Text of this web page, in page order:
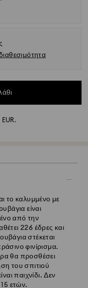
το καλυμμένο με
είναι
από την
226 έδρες και
στέκεται
φινίρισμα.
θα προσθέσει
του σπιτιού
παιχνίδι. Δεν
15 ετών.
και
Δευτέρα έως
και
ημέρα.
ημέρες μετά